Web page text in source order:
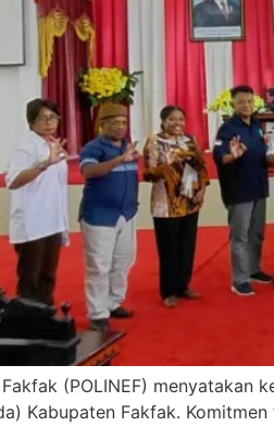
(POLINEF) menyatakan
Kabupaten Fakfak.